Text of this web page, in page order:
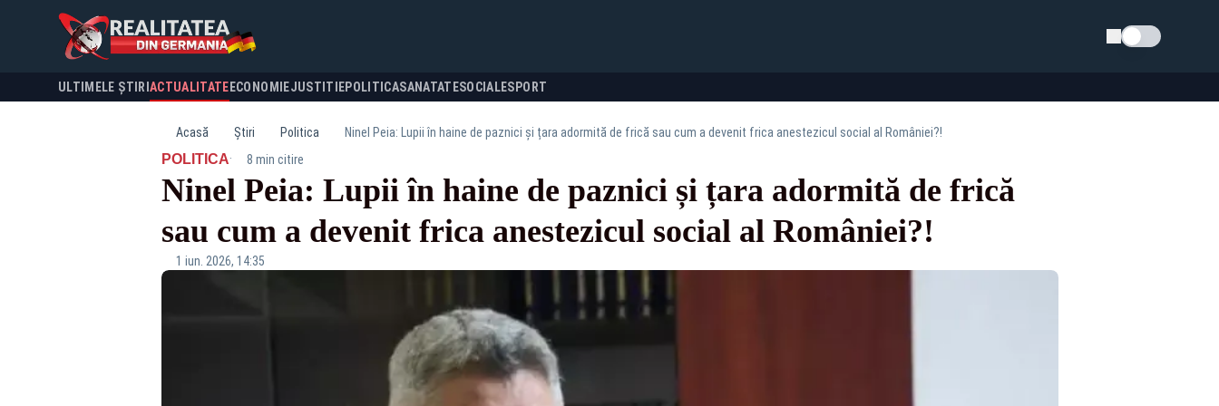
Schimba tema
ULTIMELE ȘTIRI ACTUALITATE ECONOMIEJUSTITIEPOLITICASANATATESOCIALESPORT
Acasă Știri Politica Ninel Peia: Lupii în haine de paznici și țara adormită de frică sau cum a devenit frica anestezicul social al României?!
POLITICA· 8 min citire
Ninel Peia: Lupii în haine de paznici și țara adormită de frică
sau cum a devenit frica anestezicul social al României?!
1 iun. 2026, 14:35